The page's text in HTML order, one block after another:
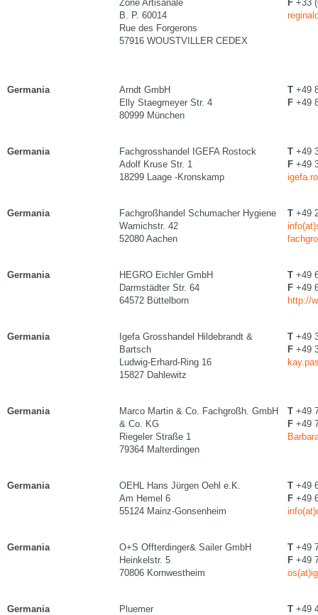
Zone Artisanale
B. P. 60014
Rue des Forgerons
57916 WOUSTVILLER CEDEX
F +33
Germania
Arndt GmbH
Elly Staegmeyer Str. 4
80999 München
T +49
F +49
Germania
Fachgrosshandel IGEFA Rostock
Adolf Kruse Str. 1
18299 Laage -Kronskamp
T +49
F +49
Germania
Fachgroßhandel Schumacher Hygiene
Wamichstr. 42
52080 Aachen
T +49
Germania
HEGRO Eichler GmbH
Darmstädter Str. 64
64572 Büttelborn
T +49
F +49
http://
Germania
Igefa Grosshandel Hildebrandt &
Bartsch
Ludwig-Erhard-Ring 16
15827 Dahlewitz
T +49
F +49
Germania
Marco Martin & Co. Fachgroßh. GmbH
& Co. KG
Riegeler Straße 1
79364 Malterdingen
T +49
F +49
Germania
OEHL Hans Jürgen Oehl e.K.
Am Hemel 6
55124 Mainz-Gonsenheim
T +49
F +49
Germania
O+S Offterdinger& Sailer GmbH
Heinkelstr. 5
70806 Kornwestheim
T +49
F +49
Germania
Pluemer
T +49